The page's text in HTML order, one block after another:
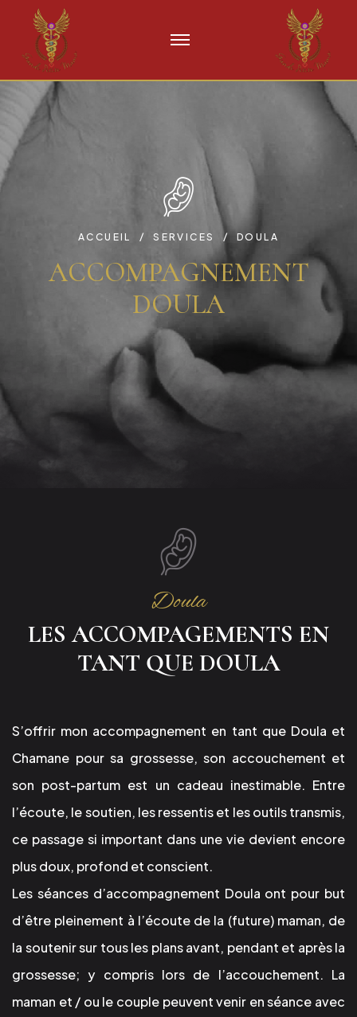
ACCUEIL SERVICES DOULA
ACCOMPAGNEMENT
DOULA
Doula
LES ACCOMPAGEMENTS EN
TANT QUE DOULA
S’offrir mon accompagnement en tant que Doula et
Chamane pour sa grossesse, son accouchement et
son post-partum est un cadeau inestimable. Entre
l’écoute, le soutien, les ressentis et les outils transmis,
ce passage si important dans une vie devient encore
plus doux, profond et conscient.
Les séances d’accompagnement Doula ont pour but
d’être pleinement à l’écoute de la (future) maman, de
la soutenir sur tous les plans avant, pendant et après la
grossesse; y compris lors de l’accouchement. La
maman et / ou le couple peuvent venir en séance avec